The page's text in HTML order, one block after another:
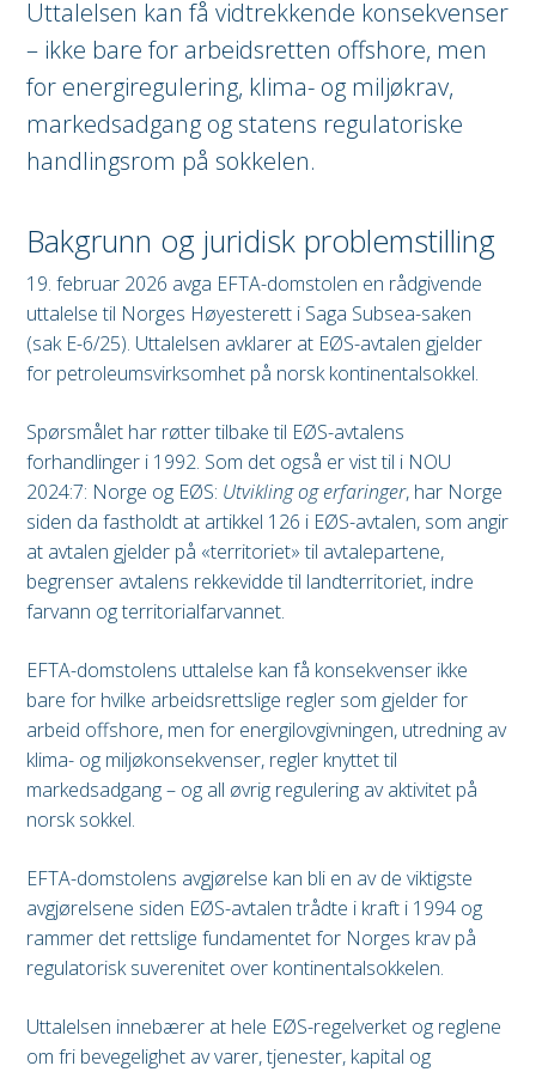
Uttalelsen kan få vidtrekkende konsekvenser
– ikke bare for arbeidsretten offshore, men
for energiregulering, klima- og miljøkrav,
markedsadgang og statens regulatoriske
handlingsrom på sokkelen.
Bakgrunn og juridisk problemstilling
19. februar 2026 avga EFTA-domstolen en rådgivende
uttalelse til Norges Høyesterett i Saga Subsea-saken
(sak E-6/25). Uttalelsen avklarer at EØS-avtalen gjelder
for petroleumsvirksomhet på norsk kontinentalsokkel.
Spørsmålet har røtter tilbake til EØS-avtalens
forhandlinger i 1992. Som det også er vist til i NOU
2024:7: Norge og EØS: Utvikling og erfaringer, har Norge
siden da fastholdt at artikkel 126 i EØS-avtalen, som angir
at avtalen gjelder på «territoriet» til avtalepartene,
begrenser avtalens rekkevidde til landterritoriet, indre
farvann og territorialfarvannet.
EFTA-domstolens uttalelse kan få konsekvenser ikke
bare for hvilke arbeidsrettslige regler som gjelder for
arbeid offshore, men for energilovgivningen, utredning av
klima- og miljøkonsekvenser, regler knyttet til
markedsadgang – og all øvrig regulering av aktivitet på
norsk sokkel.
EFTA-domstolens avgjørelse kan bli en av de viktigste
avgjørelsene siden EØS-avtalen trådte i kraft i 1994 og
rammer det rettslige fundamentet for Norges krav på
regulatorisk suverenitet over kontinentalsokkelen.
Uttalelsen innebærer at hele EØS-regelverket og reglene
om fri bevegelighet av varer, tjenester, kapital og